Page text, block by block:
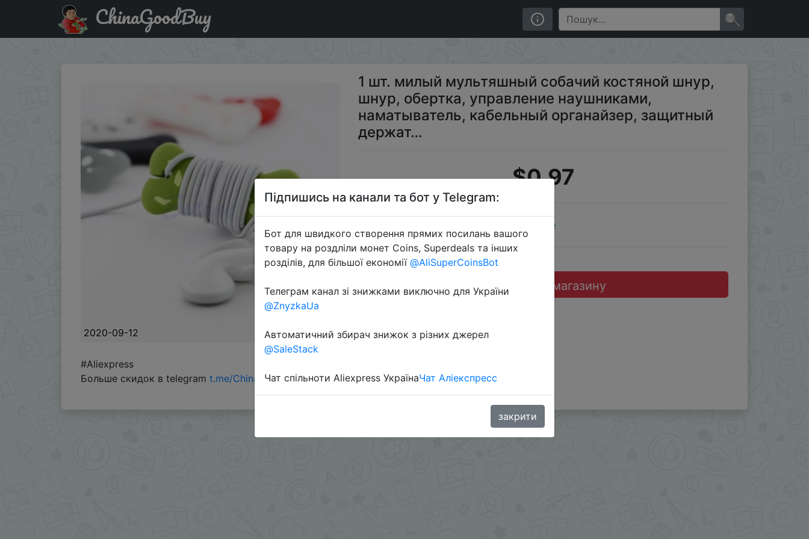
Придбати 1 шт. милый мультяшный собачий костяной шнур, шнур, обертка, управление наушниками, наматыватель, кабельный органайзер, защитный держат…
ChinaGoodBuy
2020-09-12
1 шт. милый мультяшный собачий костяной шнур,
шнур, обертка, управление наушниками,
наматыватель, кабельный органайзер, защитный
держат…
$0.97
Sale
Перейти до магазину
#Aliexpress
Больше скидок в telegram t.me/ChinaGoodBuy
Підпишись на канали та бот у Telegram:
Бот для швидкого створення прямих посилань вашого
товару на роздліли монет Coins, Superdeals та інших
розділів, для більшої економії @AliSuperCoinsBot
Телеграм канал зі знижками виключно для України
@ZnyzkaUa
Автоматичний збирач знижок з різних джерел
@SaleStack
Чат спільноти Aliexpress УкраїнаЧат Аліекспресс
закрити